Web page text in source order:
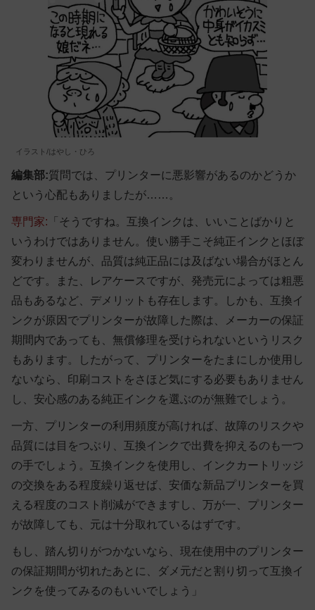
イラスト/はやし・ひろ
編集部:質問では、プリンターに悪影響があるのかどうか
という心配もありましたが……。
専門家: 「そうですね。互換インクは、いいことばかりと
いうわけではありません。使い勝手こそ純正インクとほぼ
変わりませんが、品質は純正品には及ばない場合がほとん
どです。また、レアケースですが、発売元によっては粗悪
品もあるなど、デメリットも存在します。しかも、互換イ
ンクが原因でプリンターが故障した際は、メーカーの保証
期間内であっても、無償修理を受けられないというリスク
もあります。したがって、プリンターをたまにしか使用し
ないなら、印刷コストをさほど気にする必要もありません
し、安心感のある純正インクを選ぶのが無難でしょう。
一方、プリンターの利用頻度が高ければ、故障のリスクや
品質には目をつぶり、互換インクで出費を抑えるのも一つ
の手でしょう。互換インクを使用し、インクカートリッジ
の交換をある程度繰り返せば、安価な新品プリンターを買
える程度のコスト削減ができますし、万が一、プリンター
が故障しても、元は十分取れているはずです。
もし、踏ん切りがつかないなら、現在使用中のプリンター
の保証期間が切れたあとに、ダメ元だと割り切って互換イ
ンクを使ってみるのもいいでしょう」